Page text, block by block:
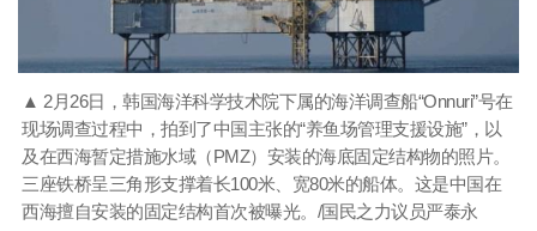
▲ 2月26日，韩国海洋科学技术院下属的海洋调查船“Onnuri”号在
现场调查过程中，拍到了中国主张的“养鱼场管理支援设施”，以
及在西海暂定措施水域（PMZ）安装的海底固定结构物的照片。
三座铁桥呈三角形支撑着长100米、宽80米的船体。这是中国在
西海擅自安装的固定结构首次被曝光。/国民之力议员严泰永